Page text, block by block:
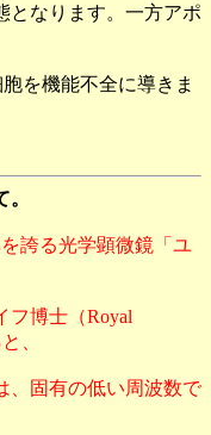
となります。一方アポ
を機能不全に導きま
誇る光学顕微鏡「ユ
フ博士（Royal
、
、固有の低い周波数で